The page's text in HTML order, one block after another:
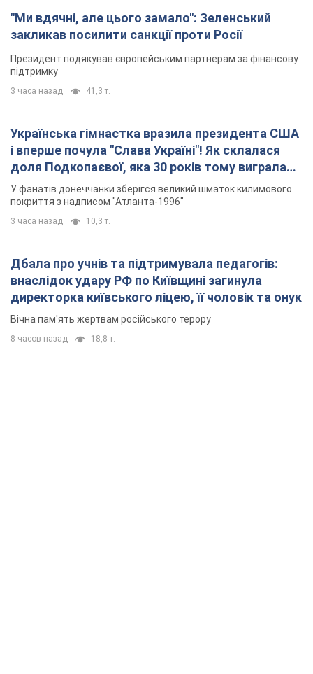
"Ми вдячні, але цього замало": Зеленський
закликав посилити санкції проти Росії
Президент подякував європейським партнерам за фінансову
підтримку
3 часа назад 41,3 т.
Українська гімнастка вразила президента США
і вперше почула "Слава Україні"! Як склалася
доля Подкопаєвої, яка 30 років тому виграла
"золото" Олімпіади
У фанатів донеччанки зберігся великий шматок килимового
покриття з надписом "Атланта-1996"
3 часа назад 10,3 т.
Дбала про учнів та підтримувала педагогів:
внаслідок удару РФ по Київщині загинула
директорка київського ліцею, її чоловік та онук
Вічна пам'ять жертвам російського терору
8 часов назад 18,8 т.